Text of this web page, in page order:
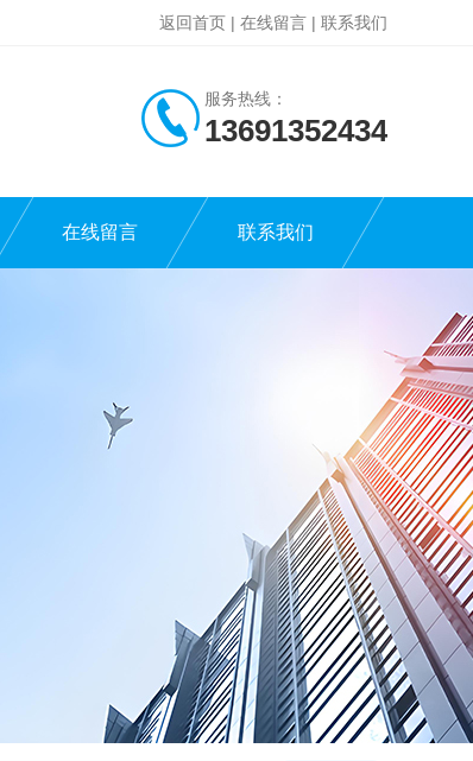
返回首页 | 在线留言 | 联系我们
服务热线：
13691352434
在线留言 联系我们